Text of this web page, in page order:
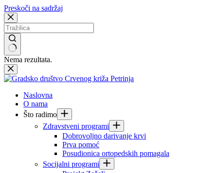
Preskoči na sadržaj
Nema rezultata.
Naslovna
O nama
Što radimo
Zdravstveni programi
Dobrovoljno darivanje krvi
Prva pomoć
Posudionica ortopedskih pomagala
Socijalni programi